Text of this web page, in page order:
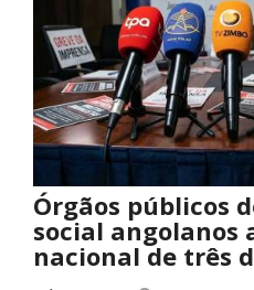
Órgãos públicos
social angolanos
nacional de três